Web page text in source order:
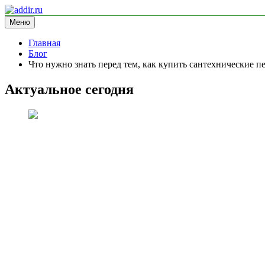
Перейти
к
содержимому
addir.ru
блог про маркетинг
Меню
Главная
Блог
Что нужно знать перед тем, как купить сантехнические
Актуальное сегодня